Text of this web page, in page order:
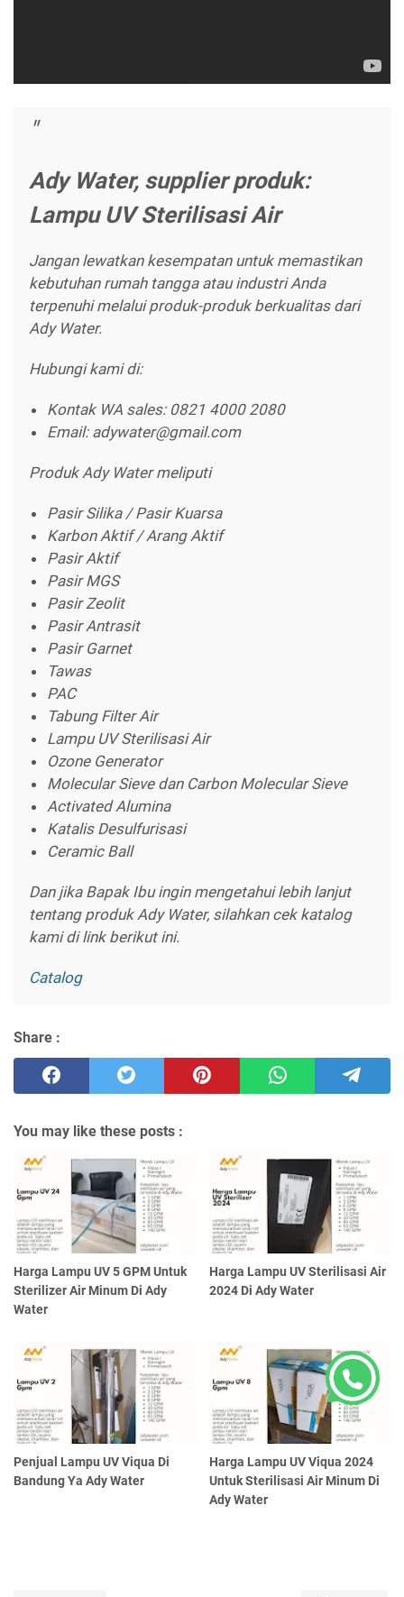
Ady Water, supplier produk:
Lampu UV Sterilisasi Air
Jangan lewatkan kesempatan untuk memastikan
kebutuhan rumah tangga atau industri Anda
terpenuhi melalui produk-produk berkualitas dari
Ady Water.
Hubungi kami di:
Kontak WA sales: 0821 4000 2080
Email: adywater@gmail.com
Produk Ady Water meliputi
Pasir Silika / Pasir Kuarsa
Karbon Aktif / Arang Aktif
Pasir Aktif
Pasir MGS
Pasir Zeolit
Pasir Antrasit
Pasir Garnet
Tawas
PAC
Tabung Filter Air
Lampu UV Sterilisasi Air
Ozone Generator
Molecular Sieve dan Carbon Molecular Sieve
Activated Alumina
Katalis Desulfurisasi
Ceramic Ball
Dan jika Bapak Ibu ingin mengetahui lebih lanjut
tentang produk Ady Water, silahkan cek katalog
kami di link berikut ini.
Catalog
Share :
You may like these posts :
Harga Lampu UV 5 GPM Untuk
Sterilizer Air Minum Di Ady
Water
Harga Lampu UV Sterilisasi Air
2024 Di Ady Water
Penjual Lampu UV Viqua Di
Bandung Ya Ady Water
Harga Lampu UV Viqua 2024
Untuk Sterilisasi Air Minum Di
Ady Water